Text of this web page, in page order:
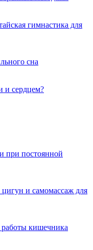
гимнастика для
сна
и сердцем?
при постоянной
и самомассаж для
работы кишечника